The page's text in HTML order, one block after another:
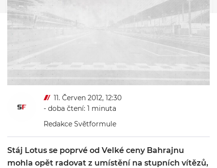
11. Červen 2012, 12:30
- doba čtení: 1 minuta
Redakce Světformule
Stáj Lotus se poprvé od Velké ceny Bahrajnu
mohla opět radovat z umístění na stupních vítězů,